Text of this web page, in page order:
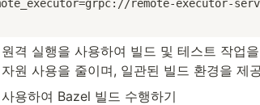
remote-executor-
격 실행을 사용하여 빌드 및 테스트 작업
원 사용을 줄이며, 일관된 빌드 환경을 제
용하여 Bazel 빌드 수행하기